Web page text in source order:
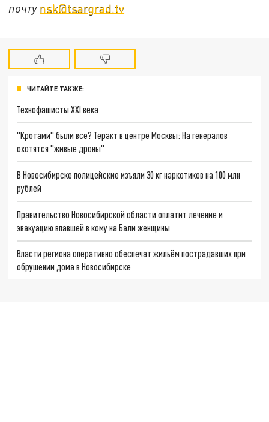
почту nsk@tsargrad.tv
ЧИТАЙТЕ ТАКЖЕ:
Технофашисты XXI века
"Кротами" были все? Теракт в центре Москвы: На генералов
охотятся "живые дроны"
В Новосибирске полицейские изъяли 30 кг наркотиков на 100 млн
рублей
Правительство Новосибирской области оплатит лечение и
эвакуацию впавшей в кому на Бали женщины
Власти региона оперативно обеспечат жильём пострадавших при
обрушении дома в Новосибирске